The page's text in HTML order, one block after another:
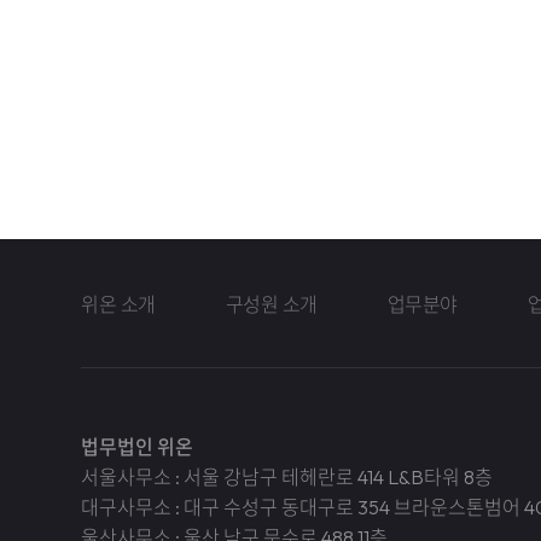
위온 소개 구성원 소개 업무분야
법무법인 위온
서울사무소 : 서울 강남구 테헤란로 414 L&B타워 8층
대구사무소 : 대구 수성구 동대구로 354 브라운스톤범어